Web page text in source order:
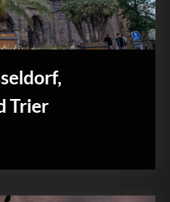
Trier